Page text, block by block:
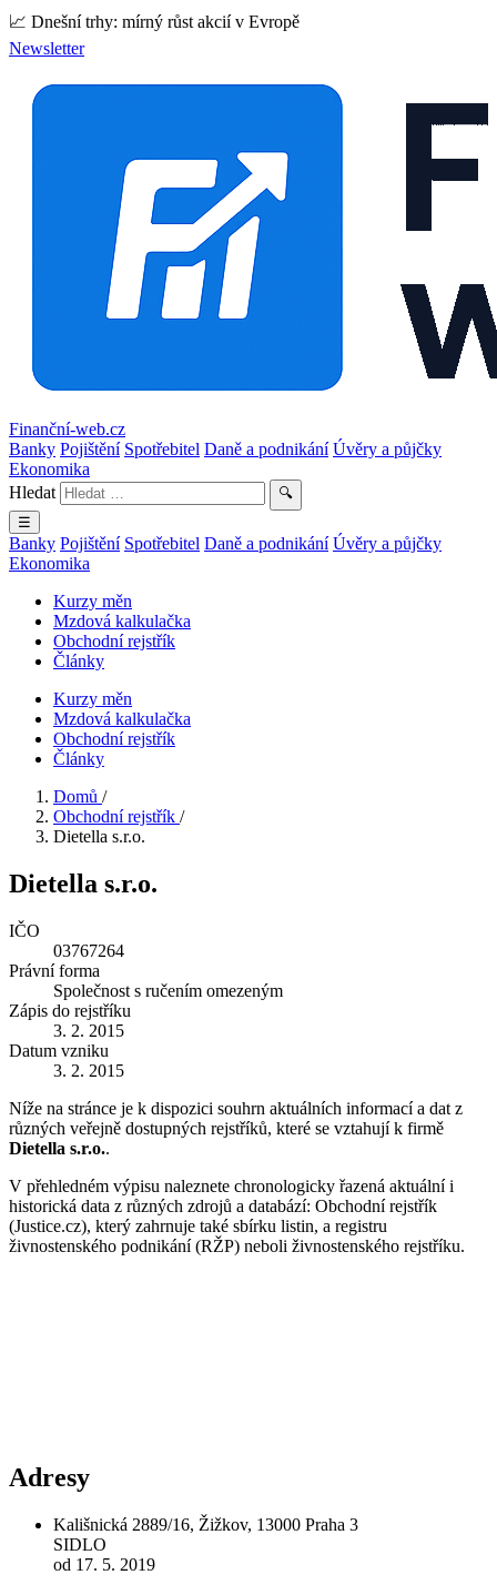
📈 Dnešní trhy: mírný růst akcií v Evropě
Newsletter
Finanční-web.cz
Banky Pojištění Spotřebitel Daně a podnikání Úvěry a půjčky
Ekonomika
Hledat
🔍
☰
Banky Pojištění Spotřebitel Daně a podnikání Úvěry a půjčky
Ekonomika
Kurzy měn
Mzdová kalkulačka
Obchodní rejstřík
Články
Kurzy měn
Mzdová kalkulačka
Obchodní rejstřík
Články
Domů /
Obchodní rejstřík /
Dietella s.r.o.
Dietella s.r.o.
IČO
03767264
Právní forma
Společnost s ručením omezeným
Zápis do rejstříku
3. 2. 2015
Datum vzniku
3. 2. 2015
Níže na stránce je k dispozici souhrn aktuálních informací a dat z
různých veřejně dostupných rejstříků, které se vztahují k firmě
Dietella s.r.o..
V přehledném výpisu naleznete chronologicky řazená aktuální i
historická data z různých zdrojů a databází: Obchodní rejstřík
(Justice.cz), který zahrnuje také sbírku listin, a registru
živnostenského podnikání (RŽP) neboli živnostenského rejstříku.
Adresy
Kališnická 2889/16, Žižkov, 13000 Praha 3
SIDLO
od 17. 5. 2019